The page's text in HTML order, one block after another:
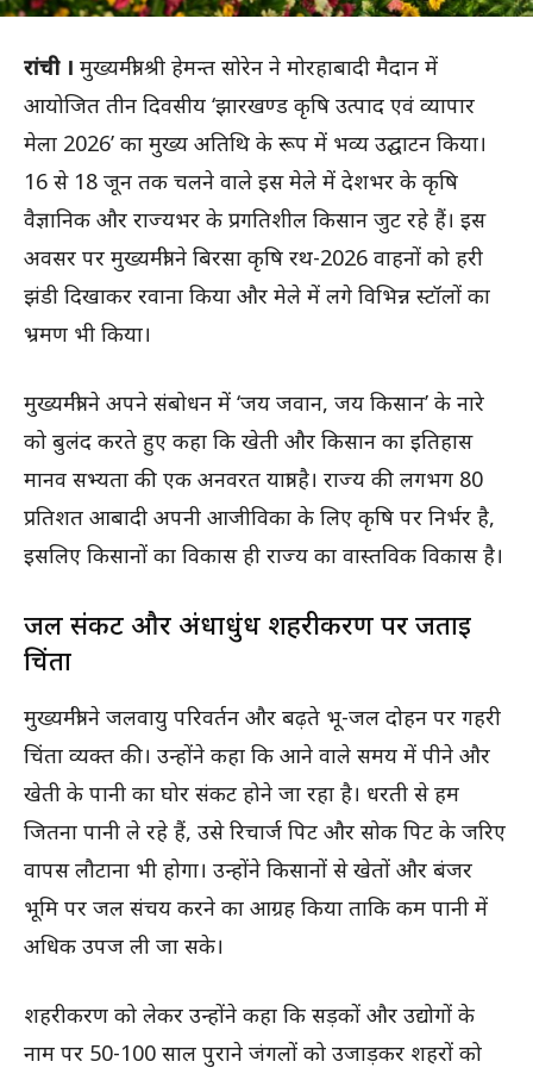
रांची । मुख्यमंत्री श्री हेमन्त सोरेन ने मोरहाबादी मैदान में
आयोजित तीन दिवसीय ‘झारखण्ड कृषि उत्पाद एवं व्यापार
मेला 2026’ का मुख्य अतिथि के रूप में भव्य उद्घाटन किया।
16 से 18 जून तक चलने वाले इस मेले में देशभर के कृषि
वैज्ञानिक और राज्यभर के प्रगतिशील किसान जुट रहे हैं। इस
अवसर पर मुख्यमंत्री ने बिरसा कृषि रथ-2026 वाहनों को हरी
झंडी दिखाकर रवाना किया और मेले में लगे विभिन्न स्टॉलों का
भ्रमण भी किया।
मुख्यमंत्री ने अपने संबोधन में ‘जय जवान, जय किसान’ के नारे
को बुलंद करते हुए कहा कि खेती और किसान का इतिहास
मानव सभ्यता की एक अनवरत यात्रा है। राज्य की लगभग 80
प्रतिशत आबादी अपनी आजीविका के लिए कृषि पर निर्भर है,
इसलिए किसानों का विकास ही राज्य का वास्तविक विकास है।
जल संकट और अंधाधुंध शहरीकरण पर जताई
चिंता
मुख्यमंत्री ने जलवायु परिवर्तन और बढ़ते भू-जल दोहन पर गहरी
चिंता व्यक्त की। उन्होंने कहा कि आने वाले समय में पीने और
खेती के पानी का घोर संकट होने जा रहा है। धरती से हम
जितना पानी ले रहे हैं, उसे रिचार्ज पिट और सोक पिट के जरिए
वापस लौटाना भी होगा। उन्होंने किसानों से खेतों और बंजर
भूमि पर जल संचय करने का आग्रह किया ताकि कम पानी में
अधिक उपज ली जा सके।
शहरीकरण को लेकर उन्होंने कहा कि सड़कों और उद्योगों के
नाम पर 50-100 साल पुराने जंगलों को उजाड़कर शहरों को